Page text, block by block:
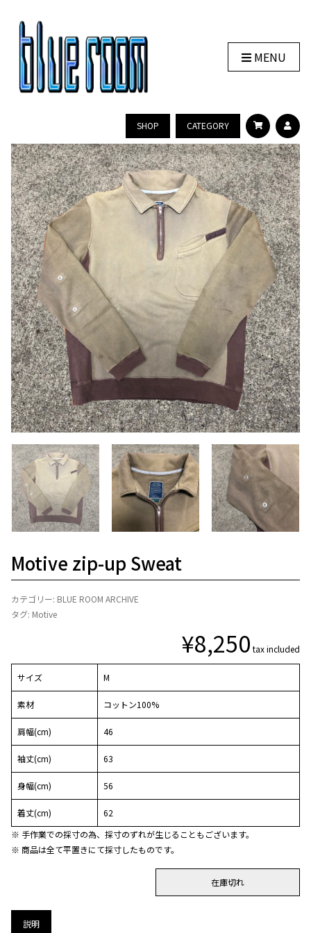
MENU
SHOP CATEGORY
Motive zip-up Sweat
カテゴリー: BLUE ROOM ARCHIVE
タグ: Motive
¥8,250 tax included
サイズ M
素材 コットン100%
肩幅(cm) 46
袖丈(cm) 63
身幅(cm) 56
着丈(cm)
62
※ 手作業での採寸の為、採寸のずれが生じることもございます。
※ 商品は全て平置きにて採寸したものです。
在庫切れ
説明